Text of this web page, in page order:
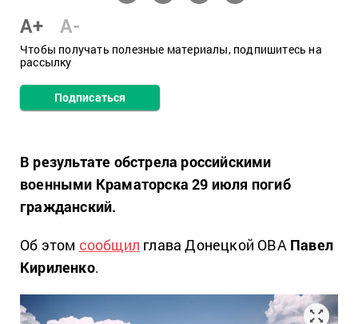
A+ A-
Чтобы получать полезные материалы, подпишитесь на
рассылку
Подписаться
В результате обстрела российскими
военными Краматорска 29 июля погиб
гражданский.
Об этом сообщил глава Донецкой ОВА Павел
Кириленко.